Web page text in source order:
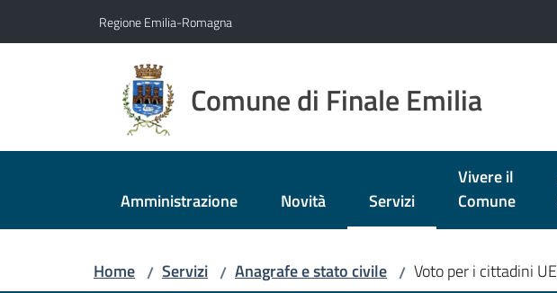
Regione Emilia-Romagna
Comune di Finale Emilia
Amministrazione Novità Servizi
Menu selezionato
Vivere il
Comune
Home / Servizi / Anagrafe e stato civile / Voto per i cittadini UE